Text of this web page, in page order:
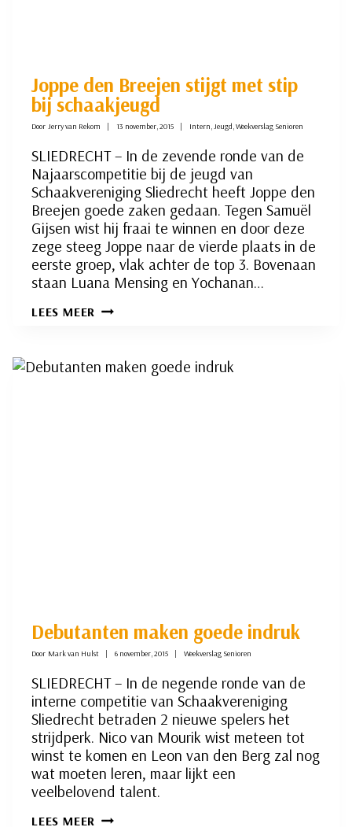
Joppe den Breejen stijgt met stip
bij schaakjeugd
Door Jerry van Rekom 13 november, 2015 Intern,Jeugd,Weekverslag Senioren
SLIEDRECHT – In de zevende ronde van de
Najaarscompetitie bij de jeugd van
Schaakvereniging Sliedrecht heeft Joppe den
Breejen goede zaken gedaan. Tegen Samuël
Gijsen wist hij fraai te winnen en door deze
zege steeg Joppe naar de vierde plaats in de
eerste groep, vlak achter de top 3. Bovenaan
staan Luana Mensing en Yochanan…
LEES MEER JOPPE
MET
Debutanten maken goede indruk
Door Mark van Hulst 6 november, 2015 Weekverslag Senioren
SLIEDRECHT – In de negende ronde van de
interne competitie van Schaakvereniging
Sliedrecht betraden 2 nieuwe spelers het
strijdperk. Nico van Mourik wist meteen tot
winst te komen en Leon van den Berg zal nog
wat moeten leren, maar lijkt een
veelbelovend talent.
LEES MEER DEBUTANTEN